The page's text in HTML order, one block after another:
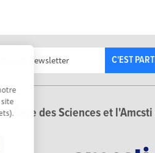
C'EST
Terre des Sciences et